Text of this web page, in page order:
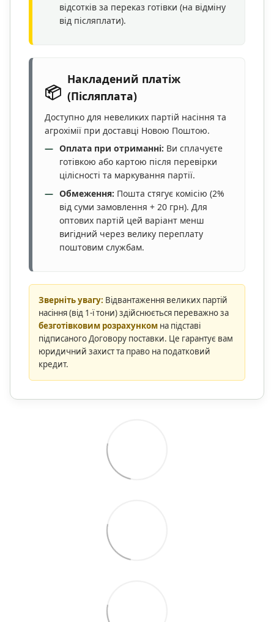
відсотків за переказ готівки (на відміну
від післяплати).
📦
Накладений платіж
(Післяплата)
Доступно для невеликих партій насіння та
агрохімії при доставці Новою Поштою.
Оплата при отриманні: Ви сплачуєте
готівкою або картою після перевірки
цілісності та маркування партії.
Обмеження: Пошта стягує комісію (2%
від суми замовлення + 20 грн). Для
оптових партій цей варіант менш
вигідний через велику переплату
поштовим службам.
Зверніть увагу: Відвантаження великих партій
насіння (від 1-ї тони) здійснюється переважно за
безготівковим розрахунком на підставі
підписаного Договору поставки. Це гарантує вам
юридичний захист та право на податковий
кредит.